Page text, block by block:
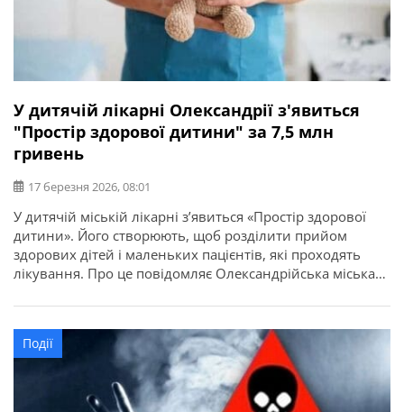
У дитячій лікарні Олександрії з'явиться
"Простір здорової дитини" за 7,5 млн
гривень
17 березня 2026, 08:01
У дитячій міській лікарні зʼявиться «Простір здорової
дитини». Його створюють, щоб розділити прийом
здорових дітей і маленьких пацієнтів, які проходять
лікування. Про це повідомляє Олександрійська міська
щеплень, профілактичних оглядів і медичного
патронажу дітей від народження до чотирьох років.
Також тут планують облаштувати комфортну зону
очікування для дітей і […]
Події